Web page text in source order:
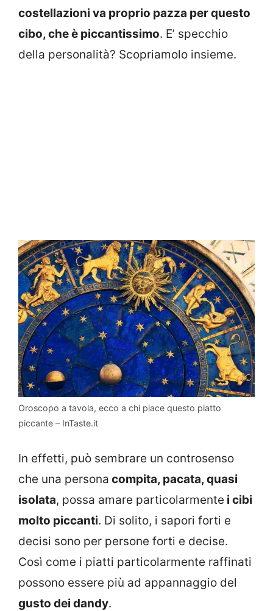
costellazioni va proprio pazza per questo
cibo, che è piccantissimo. E’ specchio
della personalità? Scopriamolo insieme.
Oroscopo a tavola, ecco a chi piace questo piatto
piccante – InTaste.it
In effetti, può sembrare un controsenso
che una persona compita, pacata, quasi
isolata, possa amare particolarmente i cibi
molto piccanti. Di solito, i sapori forti e
decisi sono per persone forti e decise.
Così come i piatti particolarmente raffinati
possono essere più ad appannaggio del
gusto dei dandy.